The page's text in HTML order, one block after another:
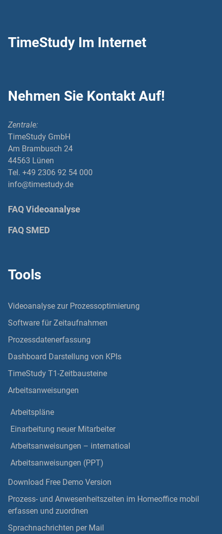
TimeStudy Im Internet
Nehmen Sie Kontakt Auf!
Zentrale:
TimeStudy GmbH
Am Brambusch 24
44563 Lünen
Tel. +49 2306 92 54 000
info@timestudy.de
FAQ Videoanalyse
FAQ SMED
Tools
Videoanalyse zur Prozessoptimierung
Software für Zeitaufnahmen
Prozessdatenerfassung
Dashboard Darstellung von KPIs
TimeStudy T1-Zeitbausteine
Arbeitsanweisungen
Arbeitspläne
Einarbeitung neuer Mitarbeiter
Arbeitsanweisungen – internatioal
Arbeitsanweisungen (PPT)
Download Free Demo Version
Prozess- und Anwesenheitszeiten im Homeoffice mobil
erfassen und zuordnen
Sprachnachrichten per Mail